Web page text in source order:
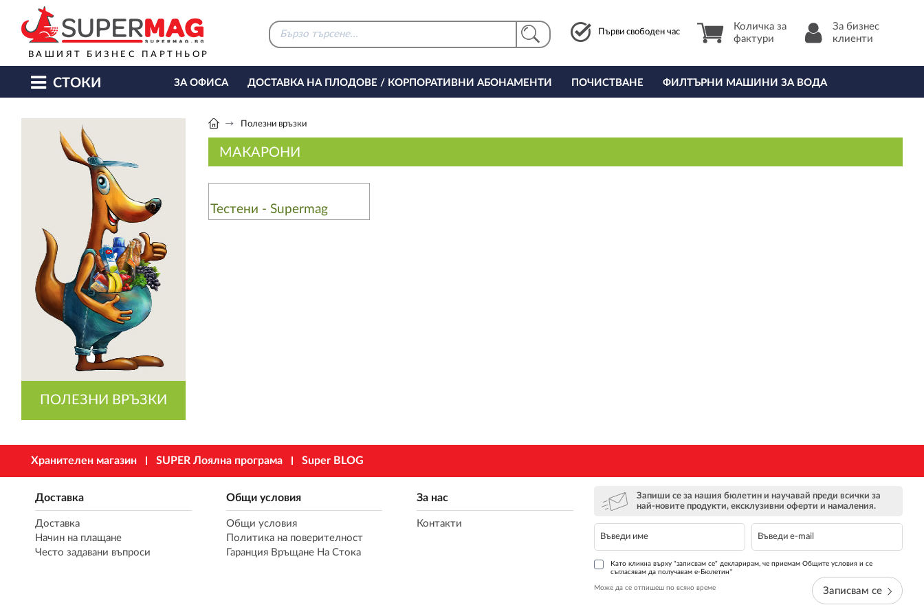
ВАШИЯТ БИЗНЕС ПАРТНЬОР
Първи свободен час
Количка за
фактури
За бизнес
клиенти
СТОКИ ЗА ОФИСА ДОСТАВКА НА ПЛОДОВЕ / КОРПОРАТИВНИ АБОНАМЕНТИ ПОЧИСТВАНЕ ФИЛТЪРНИ МАШИНИ ЗА ВОДА
ПОЛЕЗНИ ВРЪЗКИ
Полезни връзки
МАКАРОНИ
Тестени - Supermag
Хранителен магазин SUPER Лоялна програма Super BLOG
Доставка
Доставка
Начин на плащане
Често задавани въпроси
Общи условия
Общи условия
Политика на поверителност
Гаранция Връщане На Стока
За нас
Контакти
Запиши се за нашия бюлетин и научавай преди всички за
най-новите продукти, ексклузивни оферти и намаления.
Като кликна върху "записвам се" декларирам, че приемам Общите условия и се
съгласявам да получавам е-Бюлетин*
Може да се отпишеш по всяко време Записвам се